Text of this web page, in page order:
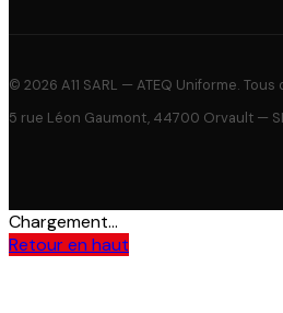
© 2026 A11 SARL — ATEQ Uniforme.
5 rue Léon Gaumont, 44700 Orvault —
Chargement...
Retour en haut